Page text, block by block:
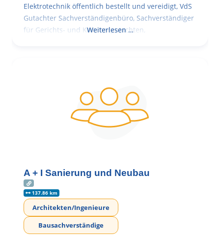
Elektrotechnik öffentlich bestellt und vereidigt, VdS
Gutachter Sachverständigenbüro, Sachverständiger
für Gerichts- und Kammergutachten,
Weiterlesen …
A + I Sanierung und Neubau
137.86 km
Architekten/Ingenieure
Bausachverständige